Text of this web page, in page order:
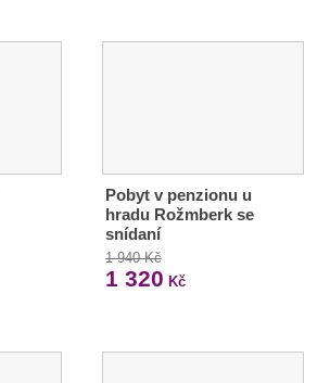
Pobyt v penzionu u
hradu Rožmberk se
snídaní
1 940 Kč
1 320 Kč